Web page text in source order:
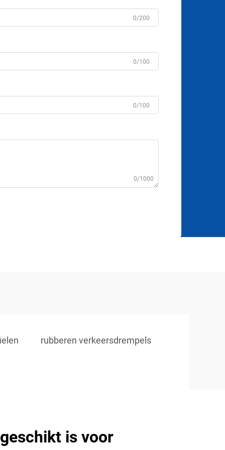
0/200
0/100
0/100
0/1000
rubberen verkeersdrempels
is voor